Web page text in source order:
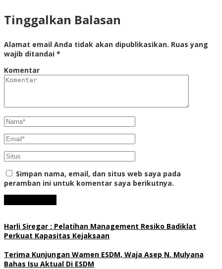
Tinggalkan Balasan
Alamat email Anda tidak akan dipublikasikan. Ruas yang
wajib ditandai *
Komentar
Simpan nama, email, dan situs web saya pada
peramban ini untuk komentar saya berikutnya.
Harli Siregar : Pelatihan Management Resiko Badiklat
Perkuat Kapasitas Kejaksaan
Terima Kunjungan Wamen ESDM, Waja Asep N. Mulyana
Bahas Isu Aktual Di ESDM